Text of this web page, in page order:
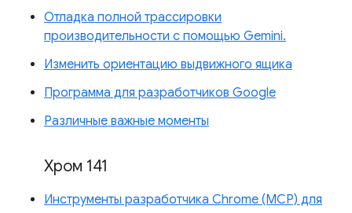
Отладка полной трассировки
производительности с помощью Gemini.
Изменить ориентацию выдвижного ящика
Программа для разработчиков Google
Различные важные моменты
Хром 141
Инструменты разработчика Chrome (MCP) для